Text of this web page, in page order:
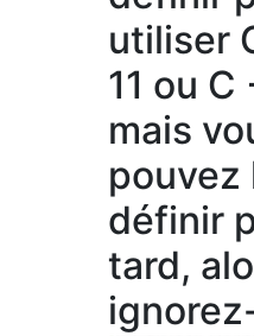
utiliser
11 ou C
mais
pouvez
définir
tard,